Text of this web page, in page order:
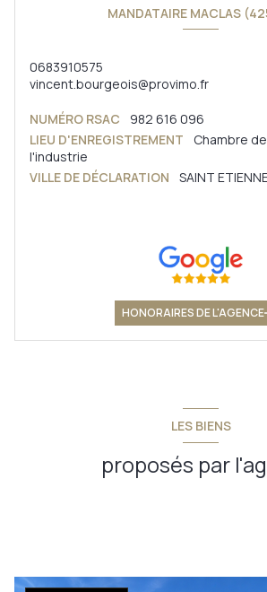
MANDATAIRE MACLAS
0683910575
vincent.bourgeois@provimo.fr
NUMÉRO RSAC
982 616 096
LIEU D'ENREGISTREMENT
Chambre
l'industrie
VILLE DE DÉCLARATION
SAINT
HONORAIRES DE L'AGENCE
LES BIENS
proposés par